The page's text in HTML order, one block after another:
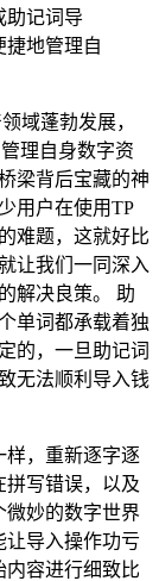
助记词导
捷地管理自
域蓬勃发展，
理自身数字资
梁背后宝藏的神
用户在使用TP
难题，这就好比
让我们一同深入
解决良策。 助
单词都承载着独
的，一旦助记词
无法顺利导入钱
样，重新逐字逐
拼写错误，以及
微妙的数字世界
让导入操作功亏
内容进行细致比